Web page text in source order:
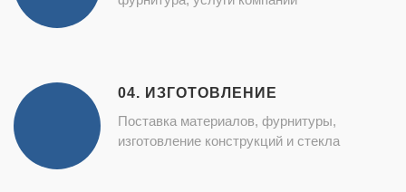
04. ИЗГОТОВЛЕНИЕ
Поставка материалов, фурнитуры,
изготовление конструкций и стекла